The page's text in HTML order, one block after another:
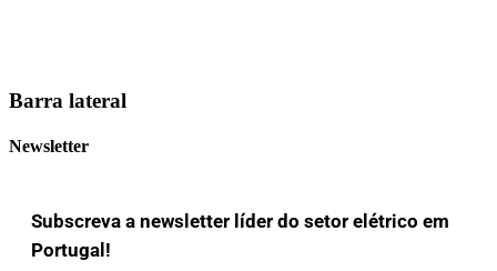
Barra lateral
Newsletter
Subscreva a newsletter líder do setor elétrico em
Portugal!